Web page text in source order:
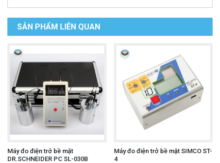
SẢN PHẨM LIÊN QUAN
Máy đo điện trở bề mặt
DR.SCHNEIDER PC SL-030B
Máy đo điện trở bề mặt SIMCO ST-
4